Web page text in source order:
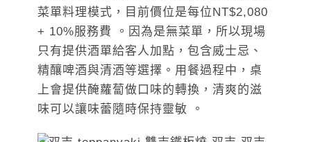
菜單料理模式，目前價位是每位NT$2,080
+ 10%服務費 。因為是無菜單，所以現場
只有提供酒單給客人加點，包含威士忌、
精釀啤酒與清酒等選擇。用餐過程中，桌
上會提供醃蘿蔔做口味的轉換，清爽的滋
味可以讓味蕾隨時保持靈敏 。